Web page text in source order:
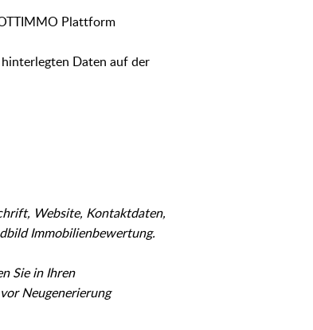
Plattform
Daten auf der
Website, Kontaktdaten,
Immobilienbewertung.
Sie in Ihren
Neugenerierung